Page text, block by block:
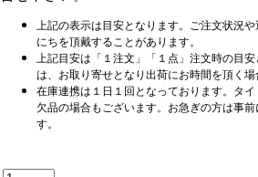
上記の表示は目安となります。ご注文状況
にちを頂戴することがあります。
上記目安は「１注文」「１点」注文時の目
は、お取り寄せとなり出荷にお時間を頂く場
在庫連携は１日１回となっております。タ
欠品の場合もございます。お急ぎの方は事
す。